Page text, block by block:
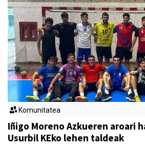
Komunitatea
Iñigo Moreno Azkueren aroari
Usurbil KEko lehen taldeak